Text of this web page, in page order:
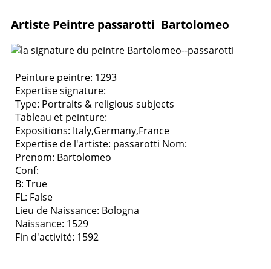
Artiste Peintre passarotti Bartolomeo
Peinture peintre: 1293
Expertise signature:
Type: Portraits & religious subjects
Tableau et peinture:
Expositions: Italy,Germany,France
Expertise de l'artiste: passarotti Nom:
Prenom: Bartolomeo
Conf:
B: True
FL: False
Lieu de Naissance: Bologna
Naissance: 1529
Fin d'activité: 1592